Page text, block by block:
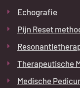
Echografie
Pijn Reset
Therapeutische
Medische